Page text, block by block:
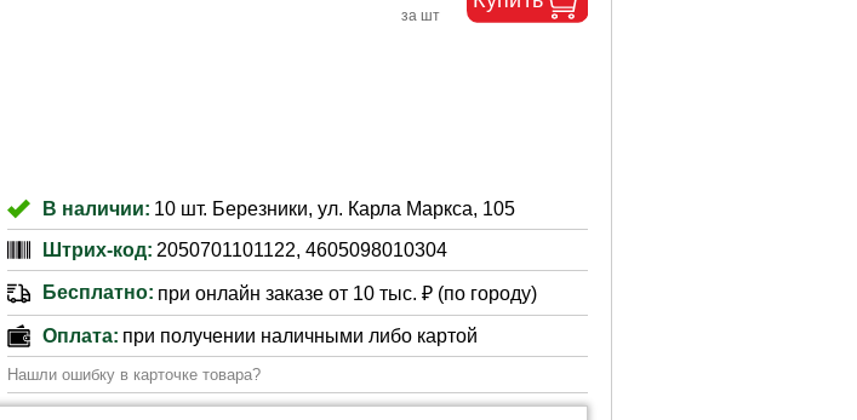
В наличии: 10 шт. Березники, ул. Карла Маркса, 105
Штрих-код: 2050701101122, 4605098010304
Бесплатно: при онлайн заказе от 10 тыс. ₽ (по городу)
Оплата: при получении наличными либо картой
Нашли ошибку в карточке товара?